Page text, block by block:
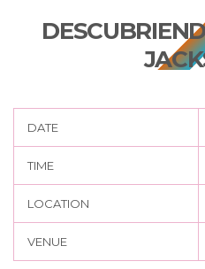
DATE
TIME
LOCATION
VENUE